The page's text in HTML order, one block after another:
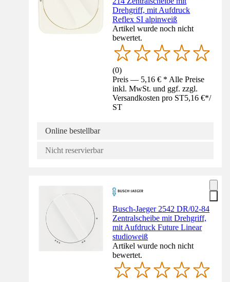
Drehgriff, mit Aufdruck
Reflex SI alpinweiß
Artikel wurde noch nicht
bewertet.
(0)
Preis — 5,16 € * Alle Preise
inkl. MwSt. und ggf. zzgl.
Versandkosten pro ST5,16 €*/
ST
Online bestellbar
Nicht reservierbar
Busch-Jaeger 2542 DR/02-84
Zentralscheibe mit Drehgriff,
mit Aufdruck Future Linear
studioweiß
Artikel wurde noch nicht
bewertet.